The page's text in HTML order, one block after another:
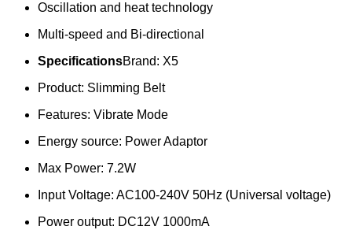
Oscillation and heat technology
Multi-speed and Bi-directional
SpecificationsBrand: X5
Product: Slimming Belt
Features: Vibrate Mode
Energy source: Power Adaptor
Max Power: 7.2W
Input Voltage: AC100-240V 50Hz (Universal voltage)
Power output: DC12V 1000mA